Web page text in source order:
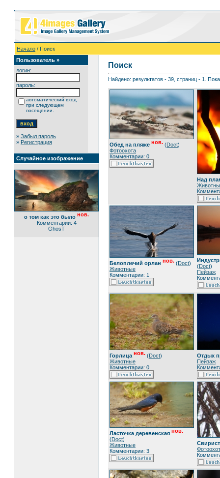
Начало / Поиск
Пользователь »
логин:
пароль:
автоматический вход
при следующем
посещении.
» Забыл пароль
» Регистрация
Случайное изображение
о том как это было нов.
Комментарии: 4
GhosT
Поиск
Найдено: результатов - 39, страниц - 1.
Обед на пляже нов. (Doct)
Фотоохота
Комментарии: 0
Над
Белоплечий орлан нов. (Doct)
Животные
Комментарии: 1
(Doct)
Пейзаж
Горлица нов. (Doct)
Животные
Комментарии: 0
Отдых
Пейзаж
Ласточка деревенская нов.
(Doct)
Животные
Комментарии: 3